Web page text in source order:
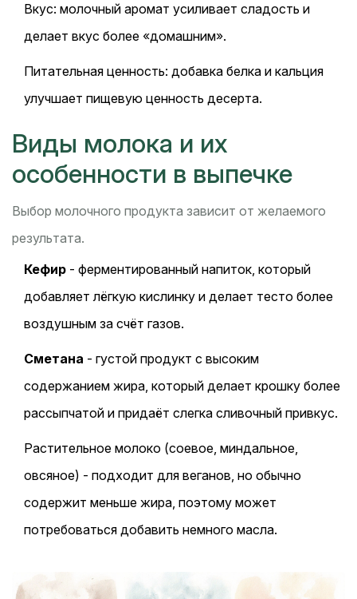
Вкус: молочный аромат усиливает сладость и
делает вкус более «домашним».
Питательная ценность: добавка белка и кальция
улучшает пищевую ценность десерта.
Виды молока и их
особенности в выпечке
Выбор молочного продукта зависит от желаемого
результата.
Кефир - ферментированный напиток, который
добавляет лёгкую кислинку и делает тесто более
воздушным за счёт газов.
Сметана - густой продукт с высоким
содержанием жира, который делает крошку более
рассыпчатой и придаёт слегка сливочный привкус.
Растительное молоко (соевое, миндальное,
овсяное) - подходит для веганов, но обычно
содержит меньше жира, поэтому может
потребоваться добавить немного масла.